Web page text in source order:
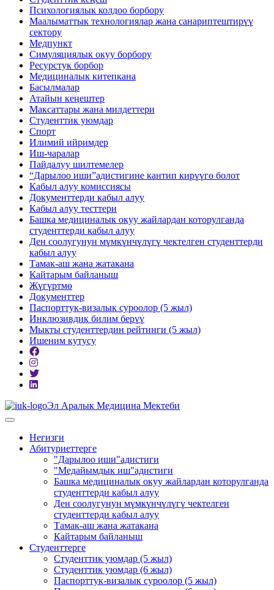
Психологиялык колдоо борбору
Маалыматтык технологиялар жана санариптештирүү
сектору
Медпункт
Симуляциялык окуу борбору
Ресурстук борбор
Медициналык китепкана
Басылмалар
Атайын кеңештер
Максаттары жана милдеттери
Студенттик уюмдар
Спорт
Илимий ийримдер
Иш-чаралар
Пайдалуу шилтемелер
“Дарылоо иши”адистигине кантип кирүүгө болот
Кабыл алуу комиссиясы
Документтерди кабыл алуу
Кабыл алуу тесттери
Башка медициналык окуу жайлардан которулганда
студенттерди кабыл алуу
Ден соолугунун мүмкүнчүлүгү чектелген студенттерди
кабыл алуу
Тамак-аш жана жатакана
Кайтарым байланыш
Жүгүртмө
Документтер
Паспорттук-визалык суроолор (5 жыл)
Инклюзивдик билим берүү
Мыкты студенттердин рейтинги (5 жыл)
Ишеним кутусу
Эл Аралык Медицина Мектеби
Негизги
Абитуриеттерге
"Дарылоо иши"адистиги
"Медайымдык иш"адистиги
Башка медициналык окуу жайлардан которулганда
студенттерди кабыл алуу
Ден соолугунун мүмкүнчүлүгү чектелген
студенттерди кабыл алуу
Тамак-аш жана жатакана
Кайтарым байланыш
Студенттерге
Студенттик уюмдар (5 жыл)
Студенттик уюмдар (6 жыл)
Паспорттук-визалык суроолор (5 жыл)